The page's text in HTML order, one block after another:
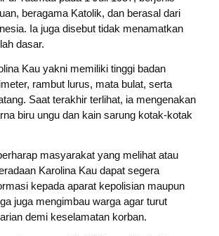
beragama Katolik, dan berasal dari
Ia juga disebut tidak menamatkan
dasar.
Kau yakni memiliki tinggi badan
rambut lurus, mata bulat, serta
Saat terakhir terlihat, ia mengenakan
biru ungu dan kain sarung kotak-kotak
masyarakat yang melihat atau
Karolina Kau dapat segera
kepada aparat kepolisian maupun
juga mengimbau warga agar turut
demi keselamatan korban.